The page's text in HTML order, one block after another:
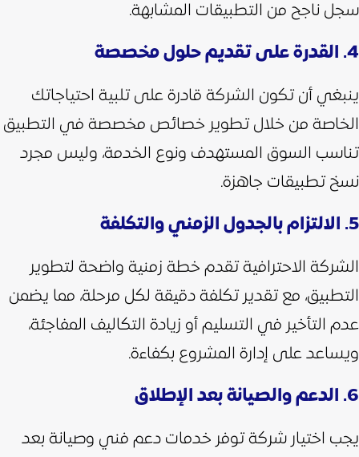
سجل ناجح من التطبيقات المشابهة.
4. القدرة على تقديم حلول مخصصة
ينبغي أن تكون الشركة قادرة على تلبية احتياجاتك
الخاصة من خلال تطوير خصائص مخصصة في التطبيق
تناسب السوق المستهدف ونوع الخدمة، وليس مجرد
نسخ تطبيقات جاهزة.
5. الالتزام بالجدول الزمني والتكلفة
الشركة الاحترافية تقدم خطة زمنية واضحة لتطوير
التطبيق، مع تقدير تكلفة دقيقة لكل مرحلة، مما يضمن
عدم التأخير في التسليم أو زيادة التكاليف المفاجئة،
ويساعد على إدارة المشروع بكفاءة.
6. الدعم والصيانة بعد الإطلاق
يجب اختيار شركة توفر خدمات دعم فني وصيانة بعد